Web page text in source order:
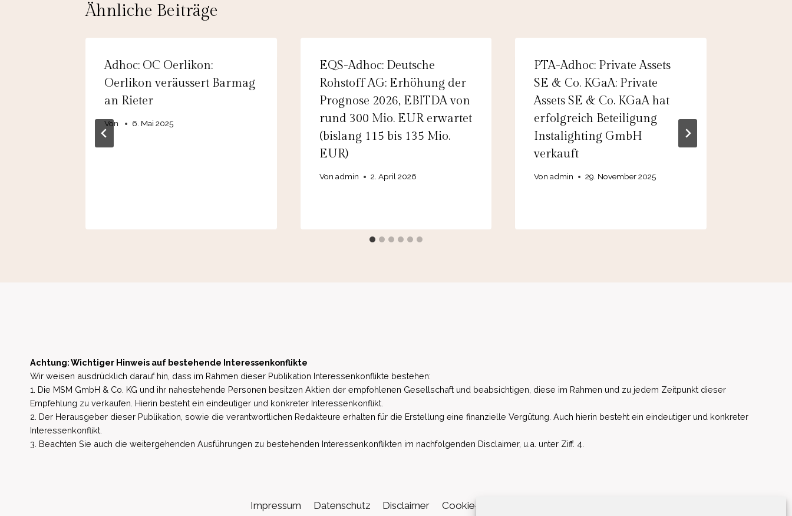
Ähnliche Beiträge
Adhoc: OC Oerlikon:
Oerlikon veräussert Barmag
an Rieter
Von 6. Mai 2025
EQS-Adhoc: Deutsche
Rohstoff AG: Erhöhung der
Prognose 2026, EBITDA von
rund 300 Mio. EUR erwartet
(bislang 115 bis 135 Mio.
EUR)
Von admin 2. April 2026
PTA-Adhoc: Private Assets
SE & Co. KGaA: Private
Assets SE & Co. KGaA hat
erfolgreich Beteiligung
Instalighting GmbH
verkauft
Von admin 29. November 2025
Achtung: Wichtiger Hinweis auf bestehende Interessenkonflikte
Wir weisen ausdrücklich darauf hin, dass im Rahmen dieser Publikation Interessenkonflikte bestehen:
1. Die MSM GmbH & Co. KG und ihr nahestehende Personen besitzen Aktien der empfohlenen Gesellschaft und beabsichtigen, diese im Rahmen und zu jedem Zeitpunkt dieser
Empfehlung zu verkaufen. Hierin besteht ein eindeutiger und konkreter Interessenkonflikt.
2. Der Herausgeber dieser Publikation, sowie die verantwortlichen Redakteure erhalten für die Erstellung eine finanzielle Vergütung. Auch hierin besteht ein eindeutiger und konkreter
Interessenkonflikt.
3. Beachten Sie auch die weitergehenden Ausführungen zu bestehenden Interessenkonflikten im nachfolgenden Disclaimer, u.a. unter Ziff. 4.
Impressum Datenschutz Disclaimer Cookie-Richtlinie (EU)